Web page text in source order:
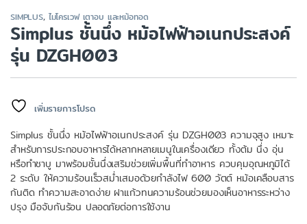
SIMPLUS, ไมโครเวฟ เตาอบ และหม้อทอด
Simplus ชั้นนึ่ง หม้อไฟฟ้าอเนกประสงค์
รุ่น DZGH003
เพิ่มรายการโปรด
Simplus ชั้นนึ่ง หม้อไฟฟ้าอเนกประสงค์ รุ่น DZGH003 ความจุสูง เหมาะ
สำหรับการประกอบอาหารได้หลากหลายเมนูในเครื่องเดียว ทั้งต้ม นึ่ง อุ่น
หรือทำชาบู มาพร้อมชั้นนึ่งเสริมช่วยเพิ่มพื้นที่ทำอาหาร ควบคุมอุณหภูมิได้
2 ระดับ ให้ความร้อนเร็วสม่ำเสมอด้วยกำลังไฟ 600 วัตต์ หม้อเคลือบสาร
กันติด ทำความสะอาดง่าย ฝาแก้วทนความร้อนช่วยมองเห็นอาหารระหว่าง
ปรุง มือจับกันร้อน ปลอดภัยต่อการใช้งาน